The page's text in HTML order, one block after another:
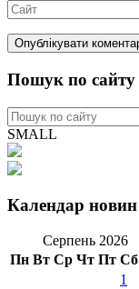
Пошук по сайту
SMALL
Календар новин
Серпень 2026
Пн Вт Ср Чт Пт Сб
1